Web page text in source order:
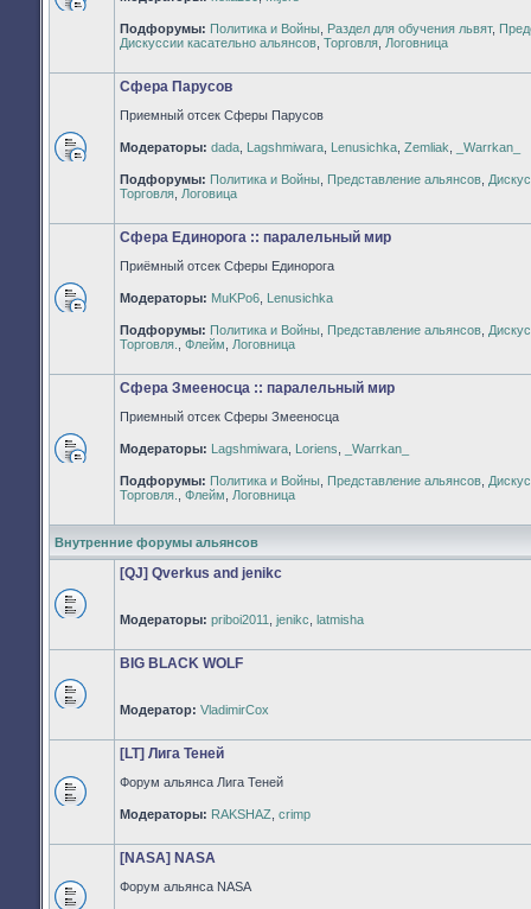
непрочитанных
сообщений
Подфорумы: Политика и Войны Раздел для обучения львят,
Дискуссии касательно альянсов Торговля Логовница
непрочитанных
сообщений
Сфера Парусов
Приемный отсек Сферы Парусов
Модераторы: dada Lagshmiwara Lenusichka Zemliak _Warrkan_
Подфорумы: Политика и Войны Представление альянсов
Торговля Логовица
непрочитанных
сообщений
Сфера Единорога :: паралельный мир
Приёмный отсек Сферы Единорога
Модераторы: MuKPo6 Lenusichka
Подфорумы: Политика и Войны Представление альянсов
Торговля.
Флейм Логовница
непрочитанных
сообщений
Сфера Змееносца :: паралельный мир
Приемный отсек Сферы Змееносца
Модераторы: Lagshmiwara Loriens _Warrkan_
Подфорумы: Политика и Войны Представление альянсов
Торговля.
Флейм Логовница
Внутренние форумы альянсов
Нет
сообщений
[QJ] Qverkus and jenikc
Модераторы: priboi2011 jenikc latmisha
Нет
сообщений
BIG BLACK WOLF
Модератор: VladimirCox
Нет
непрочитанных
[LT] Лига Теней
Форум альянса Лига Теней
Модераторы: RAKSHAZ crimp
[NASA] NASA
Форум альянса NASA